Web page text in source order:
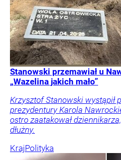
Stanowski przemawiał u
„Wazelina jakich mało”
Krzysztof Stanowski wystąpił
prezydentury Karola
ostro zaatakował
dłużny.
KrajPolityka